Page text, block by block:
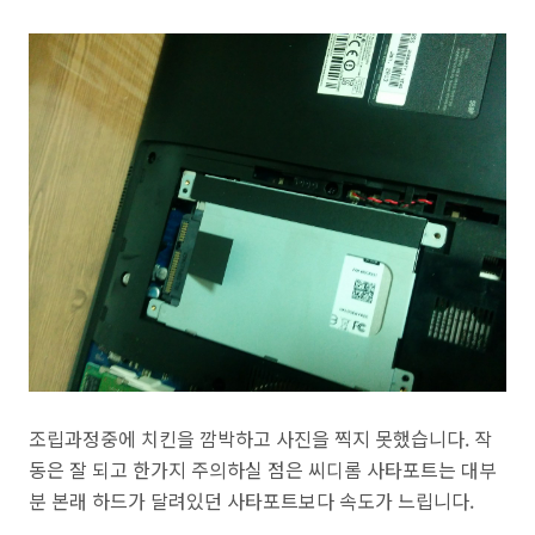
조립과정중에 치킨을 깜박하고 사진을 찍지 못했습니다. 작
동은 잘 되고 한가지 주의하실 점은 씨디롬 사타포트는 대부
분 본래 하드가 달려있던 사타포트보다 속도가 느립니다.